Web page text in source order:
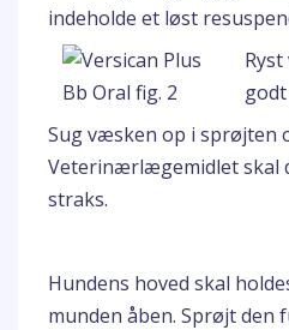
indeholde et løst
Sug væsken op i sprøjten
Veterinærlægemidlet skal
straks.
Hundens hoved skal
munden åben. Sprøjt den